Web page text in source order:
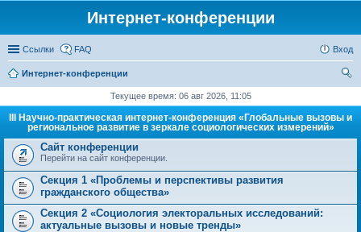
Интернет-конференции
Ссылки FAQ Вход
Интернет-конференции
Текущее время: 06 авг 2026, 11:05
III Научно-практическая интернет-конференция «Глобальные вызовы и
региональное развитие в зеркале социологических измерений»
Сайт конференции
Перейти на сайт конференции.
Секция 1 «Проблемы и перспективы развития
гражданского общества»
Секция 2 «Социология электоральных исследований:
актуальные вызовы и новые тренды»